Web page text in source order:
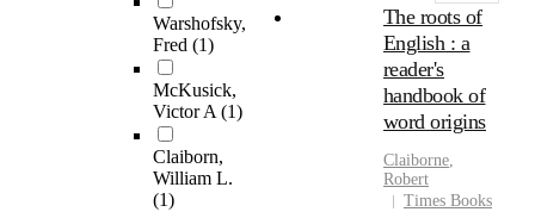
Warshofsky,
Fred (1)
McKusick,
Victor A(1)
Claiborn,
William L.
(1)
The roots of
English : a
reader's
handbook of
word origins
Claiborne,
Robert
Times Books